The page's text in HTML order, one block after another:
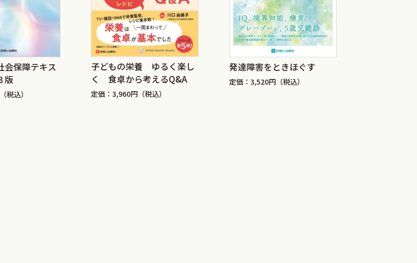
会保障テキス
版
税込）
子どもの栄養 ゆるく楽し
く 食卓から考えるQ&A
定価：3,960円（税込）
発達障害をときほぐす
定価：3,520円（税込）